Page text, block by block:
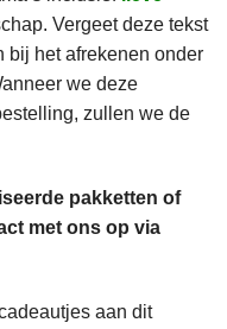
Vergeet deze tekst
bij het afrekenen onder
we deze
zullen we de
pakketten of
met ons op via
aan dit